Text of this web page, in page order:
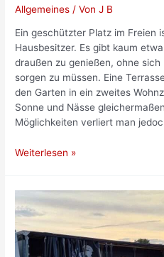
Allgemeines / VonJ B
Ein geschützter Platz im Freien
Hausbesitzer. Es gibt kaum
draußen zu genießen, ohne
sorgen zu müssen. Eine
den Garten in ein zweites
Sonne und Nässe
Möglichkeiten verliert man
Terrassenüberdachung
findest
du
das
richtige
Weiterlesen »